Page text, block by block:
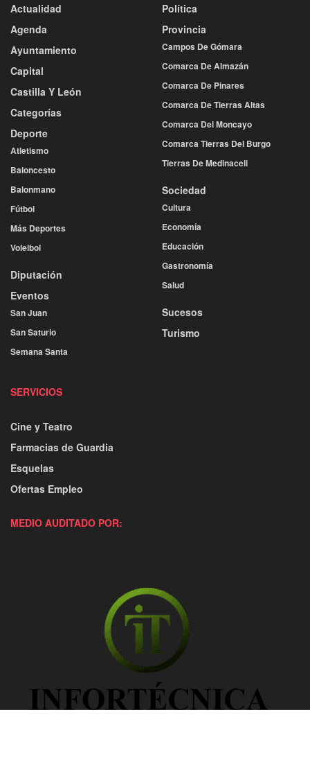
Actualidad
Agenda
Ayuntamiento
Capital
Castilla Y León
Categorías
Deporte
Atletismo
Baloncesto
Balonmano
Fútbol
Más Deportes
Voleibol
Diputación
Eventos
San Juan
San Saturio
Semana Santa
Política
Provincia
Campos De Gómara
Comarca De Almazán
Comarca De Pinares
Comarca De Tierras Altas
Comarca Del Moncayo
Comarca Tierras Del Burgo
Tierras De Medinaceli
Sociedad
Cultura
Economía
Educación
Gastronomía
Salud
Sucesos
Turismo
SERVICIOS
Cine y Teatro
Farmacias de Guardia
Esquelas
Ofertas Empleo
MEDIO AUDITADO POR: